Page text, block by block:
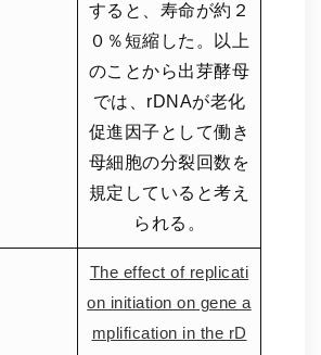
すると、寿命が約２
０％短縮した。以上
のことから出芽酵母
では、rDNAが老化
促進因子として働き
母細胞の分裂回数を
規定していると考え
られる。
The effect of replicati
on initiation on gene a
mplification in the rD